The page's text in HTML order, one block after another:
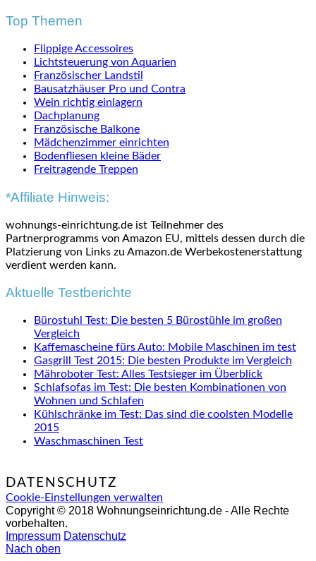
Top Themen
Flippige Accessoires
Lichtsteuerung von Aquarien
Französischer Landstil
Bausatzhäuser Pro und Contra
Wein richtig einlagern
Dachplanung
Französische Balkone
Mädchenzimmer einrichten
Bodenfliesen kleine Bäder
Freitragende Treppen
*Affiliate Hinweis:
wohnungs-einrichtung.de ist Teilnehmer des
Partnerprogramms von Amazon EU, mittels dessen durch die
Platzierung von Links zu Amazon.de Werbekostenerstattung
verdient werden kann.
Aktuelle Testberichte
Bürostuhl Test: Die besten 5 Bürostühle im großen
Vergleich
Kaffemascheine fürs Auto: Mobile Maschinen im test
Gasgrill Test 2015: Die besten Produkte im Vergleich
Mähroboter Test: Alles Testsieger im Überblick
Schlafsofas im Test: Die besten Kombinationen von
Wohnen und Schlafen
Kühlschränke im Test: Das sind die coolsten Modelle
2015
Waschmaschinen Test
DATENSCHUTZ
Cookie-Einstellungen verwalten
Copyright © 2018 Wohnungseinrichtung.de - Alle Rechte
vorbehalten.
Impressum Datenschutz
Nach oben